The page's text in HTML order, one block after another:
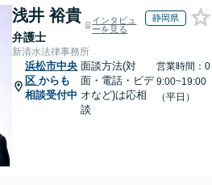
浅井 裕貴
弁護士
インタビュ
ーを見る
静岡県
新清水法律事務所
浜松市中央
区 からも
相談受付中
面談方法(対
面・電話・ビデ
オなど)は応相
談
営業時間：0
9:00~19:00
（平日）